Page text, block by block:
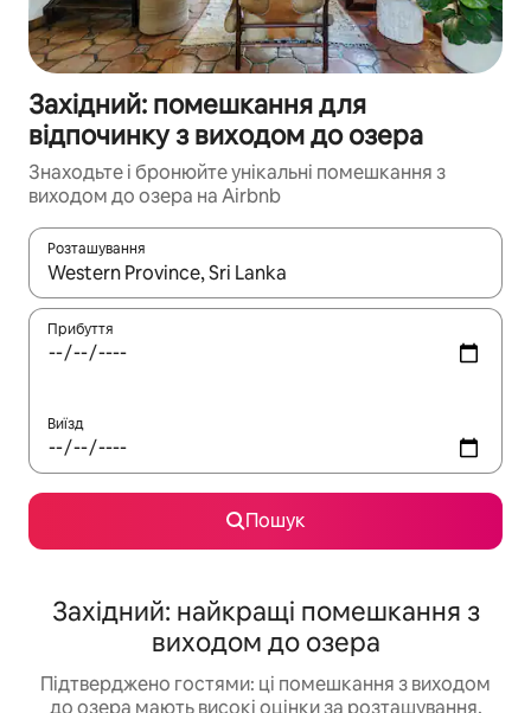
Західний: помешкання для
відпочинку з виходом до озера
Знаходьте і бронюйте унікальні помешкання з
виходом до озера на Airbnb
Розташування
Отримавши результати пошуку, використовуйте для
Прибуття
Виїзд
Пошук
Західний: найкращі помешкання з
виходом до озера
Підтверджено гостями: ці помешкання з виходом
до озера мають високі оцінки за розташування,